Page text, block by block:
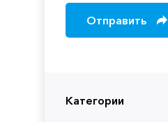
Категории
Отправить